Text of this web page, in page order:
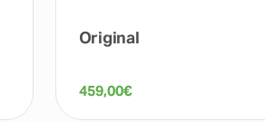
Original
459,00€